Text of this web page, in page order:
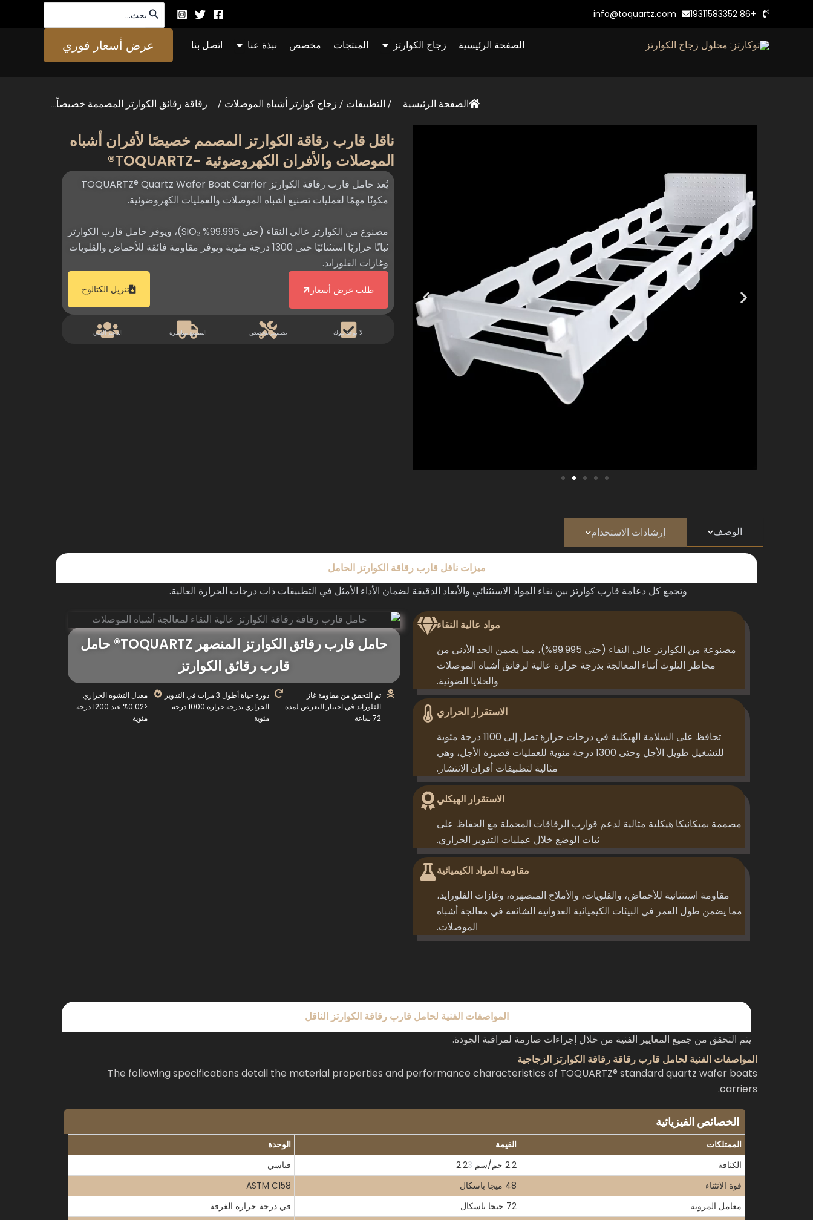
+86 19311583352
info@toquartz.com
البحث
عن:
الصفحة الرئيسية زجاج الكوارتز افتح Quartz Glass المنتجات مخصص نبذة عنا افتح About Us اتصل بنا عرض أسعار فوري
الصفحة الرئيسية / التطبيقات / زجاج كوارتز أشباه الموصلات / رقاقة رقائق الكوارتز المصممة خصيصاً...
ناقل قارب رقاقة الكوارتز المصمم خصيصًا لأفران أشباه
الموصلات والأفران الكهروضوئية -TOQUARTZ®
يُعد حامل قارب رقاقة الكوارتز TOQUARTZ® Quartz Wafer Boat Carrier
مكونًا مهمًا لعمليات تصنيع أشباه الموصلات والعمليات الكهروضوئية.
مصنوع من الكوارتز عالي النقاء (حتى 99.995% SiO₂)، ويوفر حامل قارب الكوارتز
ثباتًا حراريًا استثنائيًا حتى 1300 درجة مئوية ويوفر مقاومة فائقة للأحماض والقلويات
وغازات الفلورايد.
طلب عرض أسعار تنزيل الكتالوج
لا يوجد موك تصميم مخصص المصنع مباشرة الدعم الفني
الوصف إرشادات الاستخدام
ميزات ناقل قارب رقاقة الكوارتز الحامل
وتجمع كل دعامة قارب كوارتز بين نقاء المواد الاستثنائي والأبعاد الدقيقة لضمان الأداء الأمثل في التطبيقات ذات درجات الحرارة العالية.
مواد عالية النقاء
مصنوعة من الكوارتز عالي النقاء (حتى 99.995%)، مما يضمن الحد الأدنى من
مخاطر التلوث أثناء المعالجة بدرجة حرارة عالية لرقائق أشباه الموصلات
والخلايا الضوئية.
الاستقرار الحراري
تحافظ على السلامة الهيكلية في درجات حرارة تصل إلى 1100 درجة مئوية
للتشغيل طويل الأجل وحتى 1300 درجة مئوية للعمليات قصيرة الأجل، وهي
مثالية لتطبيقات أفران الانتشار.
الاستقرار الهيكلي
مصممة بميكانيكا هيكلية مثالية لدعم قوارب الرقاقات المحملة مع الحفاظ على
ثبات الوضع خلال عمليات التدوير الحراري.
مقاومة المواد الكيميائية
مقاومة استثنائية للأحماض، والقلويات، والأملاح المنصهرة، وغازات الفلورايد،
مما يضمن طول العمر في البيئات الكيميائية العدوانية الشائعة في معالجة أشباه
الموصلات.
حامل قارب رقائق الكوارتز المنصهر TOQUARTZ® حامل
قارب رقائق الكوارتز
تم التحقق من مقاومة غاز
الفلورايد في اختبار التعرض لمدة
72 ساعة
دورة حياة أطول 3 مرات في التدوير
الحراري بدرجة حرارة 1000 درجة
مئوية
معدل التشوه الحراري
<0.02% عند 1200 درجة
مئوية
المواصفات الفنية لحامل قارب رقاقة الكوارتز الناقل
يتم التحقق من جميع المعايير الفنية من خلال إجراءات صارمة لمراقبة الجودة.
المواصفات الفنية لحامل قارب رقاقة رقاقة الكوارتز الزجاجية
The following specifications detail the material properties and performance characteristics of TOQUARTZ® standard quartz wafer boats
carriers.
الخصائص الفيزيائية
الممتلكات القيمة
الوحدة
الكثافة
2.2 جم/سم 2.2 3
قياسي
قوة الانثناء
48 ميجا باسكال
ASTM C158
معامل المرونة
72 جيجا باسكال
في درجة حرارة الغرفة